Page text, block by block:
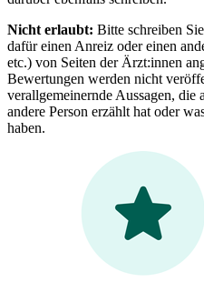
Nicht erlaubt: Bitte schreiben
dafür einen Anreiz oder einen
etc.) von Seiten der Ärzt:innen
Bewertungen werden nicht
verallgemeinernde Aussagen, die
andere Person erzählt hat oder
haben.